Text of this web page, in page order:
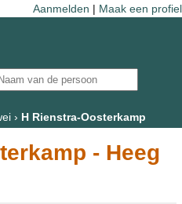
Aanmelden | Maak een profiel
› H Rienstra-Oosterkamp
- Heeg